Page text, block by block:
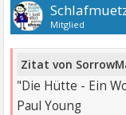
Mitglied
Zitat von
"Die Hütte - Ein
Paul Young